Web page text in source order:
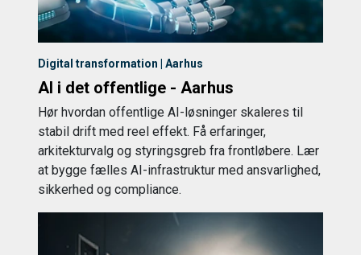
Digital transformation | Aarhus
AI i det offentlige - Aarhus
Hør hvordan offentlige AI-løsninger skaleres til
stabil drift med reel effekt. Få erfaringer,
arkitekturvalg og styringsgreb fra frontløbere. Lær
at bygge fælles AI-infrastruktur med ansvarlighed,
sikkerhed og compliance.